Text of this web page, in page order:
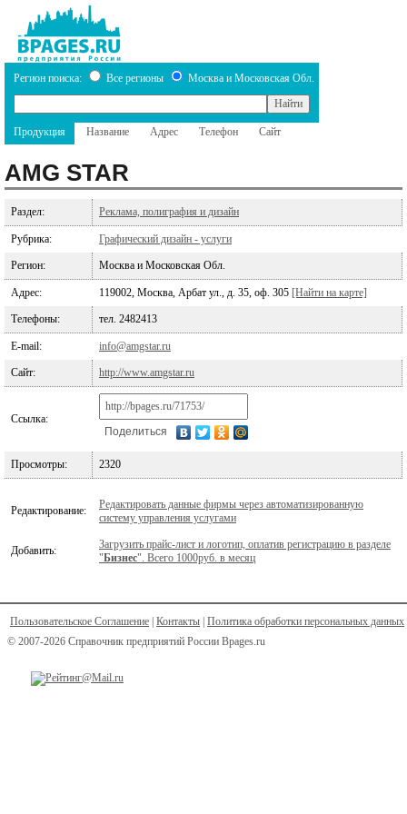
Регион поиска: Все регионы Москва и Московская Обл.
Продукция Название Адрес Телефон Сайт
AMG STAR
Раздел: Реклама, полиграфия и дизайн
Рубрика: Графический дизайн - услуги
Регион: Москва и Московская Обл.
Адрес: 119002, Москва, Арбат ул., д. 35, оф. 305 [Найти на карте]
Телефоны: тел. 2482413
E-mail: info@amgstar.ru
Сайт: http://www.amgstar.ru
Ссылка:
Поделиться
Просмотры: 2320
Редактирование:
Редактировать данные фирмы через автоматизированную
систему управления услугами
Добавить:
Загрузить прайс-лист и логотип, оплатив регистрацию в разделе
"Бизнес". Всего 1000руб. в месяц
Пользовательское Соглашение Контакты Политика обработки персональных данных
© 2007-2026 Справочник предприятий России Bpages.ru